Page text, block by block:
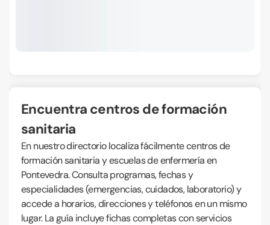
Encuentra centros de formación
sanitaria
En nuestro directorio localiza fácilmente centros de
formación sanitaria y escuelas de enfermería en
Pontevedra. Consulta programas, fechas y
especialidades (emergencias, cuidados, laboratorio) y
accede a horarios, direcciones y teléfonos en un mismo
lugar. La guía incluye fichas completas con servicios